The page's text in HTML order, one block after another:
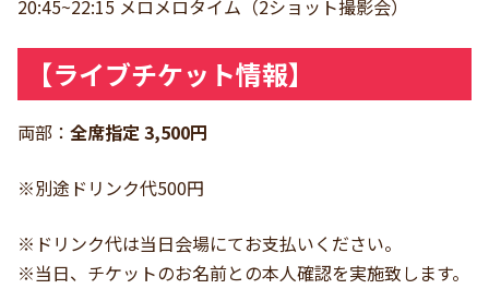
20:45~22:15 メロメロタイム（2ショット撮影会）
【ライブチケット情報】
両部： 全席指定 3,500円
※別途ドリンク代500円
※ドリンク代は当日会場にてお支払いください。
※当日、チケットのお名前との本人確認を実施致します。